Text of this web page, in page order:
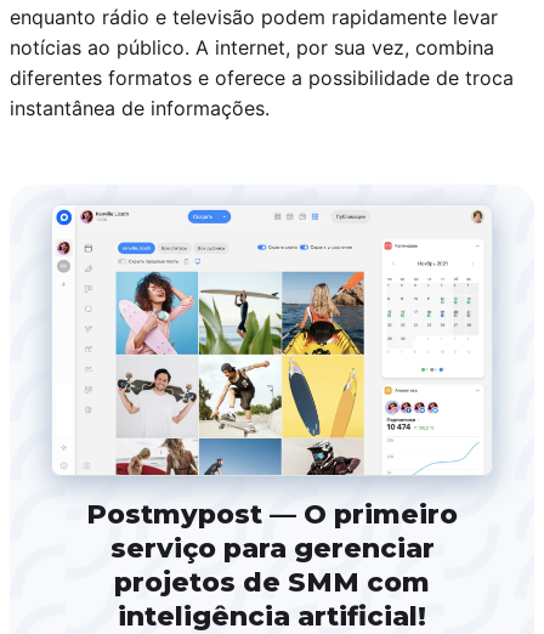
enquanto rádio e televisão podem rapidamente levar
notícias ao público. A internet, por sua vez, combina
diferentes formatos e oferece a possibilidade de troca
instantânea de informações.
Postmypost — O primeiro
serviço para gerenciar
projetos de SMM com
inteligência artificial!